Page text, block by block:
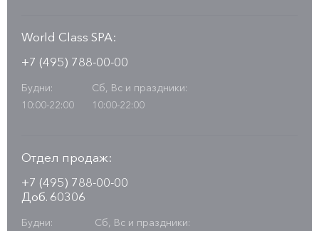
World Class SPA:
+7 (495) 788-00-00
Будни:
10:00-22:00
Сб, Вс и праздники:
10:00-22:00
Отдел продаж:
+7 (495) 788-00-00
Доб. 60306
Будни:
Сб, Вс и праздники: